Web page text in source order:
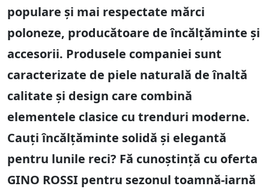
populare și mai respectate mărci
poloneze, producătoare de încălțăminte și
accesorii. Produsele companiei sunt
caracterizate de piele naturală de înaltă
calitate și design care combină
elementele clasice cu trenduri moderne.
Cauți încălțăminte solidă și elegantă
pentru lunile reci? Fă cunoștință cu oferta
GINO ROSSI pentru sezonul toamnă-iarnă